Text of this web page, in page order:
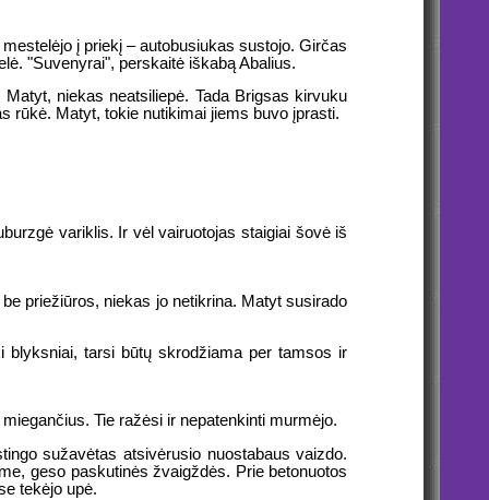
į priekį – autobusiukas sustojo. Girčas
"Suvenyrai", perskaitė iškabą Abalius.
niekas neatsiliepė. Tada Brigsas kirvuku
rūkė. Matyt, tokie nutikimai jiems buvo įprasti.
variklis. Ir vėl vairuotojas staigiai šovė iš
priežiūros, niekas jo netikrina. Matyt susirado
blyksniai, tarsi būtų skrodžiama per tamsos ir
Tie ražėsi ir nepatenkinti murmėjo.
sužavėtas atsivėrusio nuostabaus vaizdo.
geso paskutinės žvaigždės. Prie betonuotos
tekėjo upė.